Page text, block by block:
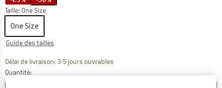
Taille: One Size
One Size
Guide des tailles
Délai de livraison: 3-5 jours ouvrablesLe lien s'ouvre dans une boîte
Quantité: